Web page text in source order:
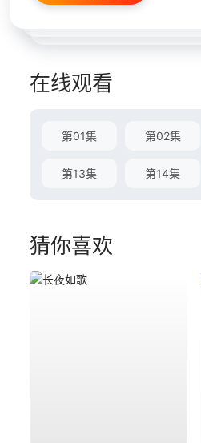
在线观看
第01集 第02集
第13集 第14集
猜你喜欢